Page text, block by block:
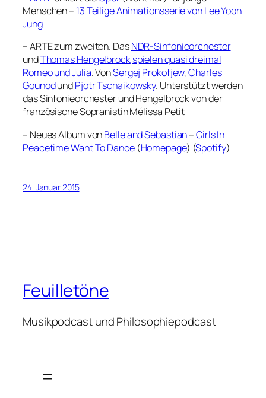
Menschen – 13 Teilige Animationsserie von Lee Yoon
Jung
– ARTE zum zweiten. DasNDR-Sinfonieorchester
undThomas Hengelbrockspielen quasi dreimal
Romeo und Julia. VonSergej Prokofjew,Charles
GounodundPjotr Tschaikowsky. Unterstützt werden
das Sinfonieorchester und Hengelbrock von der
französische Sopranistin Mélissa Petit
– Neues Album vonBelle and Sebastian–Girls In
Peacetime Want To Dance(Homepage) (Spotify)
24. Januar 2015
Feuilletöne
Musikpodcast und Philosophiepodcast